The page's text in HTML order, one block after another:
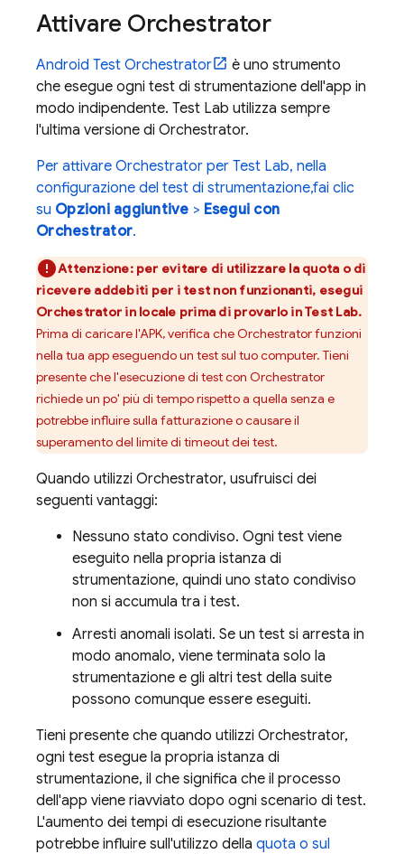
Attivare Orchestrator
Android Test Orchestrator
è uno strumento
che esegue ogni test di strumentazione dell'app in
modo indipendente. Test Lab utilizza sempre
l'ultima versione di Orchestrator.
Per attivare Orchestrator per Test Lab, nella
configurazione del test di strumentazione,fai clic
su Opzioni aggiuntive > Esegui con
Orchestrator.
Attenzione: per evitare di utilizzare la quota o di
ricevere addebiti per i test non funzionanti, esegui
Orchestrator in locale prima di provarlo inTest Lab.
Prima di caricare l'APK, verifica che Orchestrator funzioni
nella tua app eseguendo un test sul tuo computer. Tieni
presente che l'esecuzione di test con Orchestrator
richiede un po' più di tempo rispetto a quella senza e
potrebbe influire sulla fatturazione o causare il
superamento del limite di timeout dei test.
Quando utilizzi Orchestrator, usufruisci dei
seguenti vantaggi:
Nessuno stato condiviso. Ogni test viene
eseguito nella propria istanza di
strumentazione, quindi uno stato condiviso
non si accumula tra i test.
Arresti anomali isolati. Se un test si arresta in
modo anomalo, viene terminata solo la
strumentazione e gli altri test della suite
possono comunque essere eseguiti.
Tieni presente che quando utilizzi Orchestrator,
ogni test esegue la propria istanza di
strumentazione, il che significa che il processo
dell'app viene riavviato dopo ogni scenario di test.
L'aumento dei tempi di esecuzione risultante
potrebbe influire sull'utilizzo della quota o sul